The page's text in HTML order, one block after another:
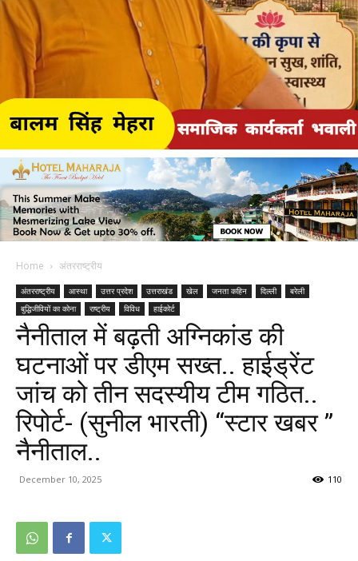
Home अंतरराष्ट्रीय
अंतरराष्ट्रीय आस्था उत्तर प्रदेश उत्तराखंड खेल जनता कहिन दिल्ली
बरेली
बुद्धिजीवियों का कोना
राष्ट्रीय विविध हाईकोर्ट
नैनीताल में बढ़ती अग्निकांड की
घटनाओं पर डीएम सख्त.. हाईड्रेंट
जांच को तीन सदस्यीय टीम गठित..
रिपोर्ट- (सुनील भारती) “स्टार खबर ”
नैनीताल..
December 10, 2025 110